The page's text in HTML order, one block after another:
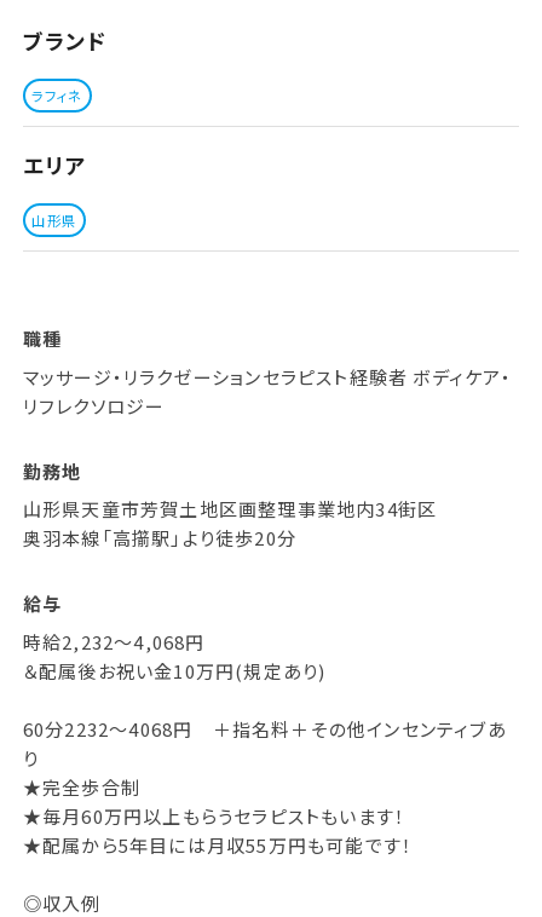
ブランド
ラフィネ
エリア
山形県
職種
マッサージ・リラクゼーションセラピスト経験者 ボディケア・
リフレクソロジー
勤務地
山形県天童市芳賀土地区画整理事業地内34街区
奥羽本線「高擶駅」より徒歩20分
給与
時給2,232～4,068円
＆配属後お祝い金10万円(規定あり)
60分2232～4068円 ＋指名料＋その他インセンティブあ
り
★完全歩合制
★毎月60万円以上もらうセラピストもいます！
★配属から5年目には月収55万円も可能です！
◎収入例